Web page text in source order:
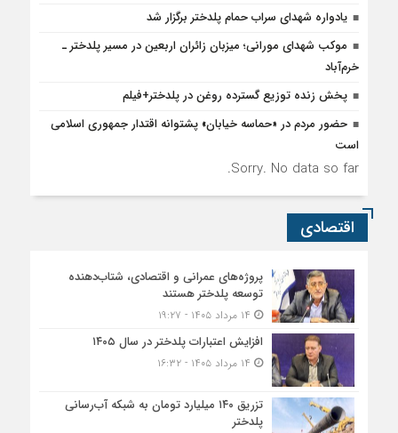
یادواره شهدای سراب حمام پلدختر برگزار شد
موکب شهدای مورانی؛ میزبان زائران اربعین در مسیر پلدختر ـ
خرم‌آباد
پخش زنده توزیع گسترده روغن در پلدختر+فیلم
حضور مردم در «حماسه خیابان» پشتوانه اقتدار جمهوری اسلامی
است
Sorry. No data so far.
اقتصادی
پروژه‌های عمرانی و اقتصادی، شتاب‌دهنده
توسعه پلدختر هستند
افزایش اعتبارات پلدختر در سال ۱۴۰۵
تزریق ۱۴۰ میلیارد تومان به شبکه آب‌رسانی
پلدختر